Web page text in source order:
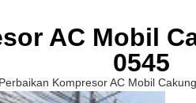
AC Mobil
0545
Kompresor AC Mobil